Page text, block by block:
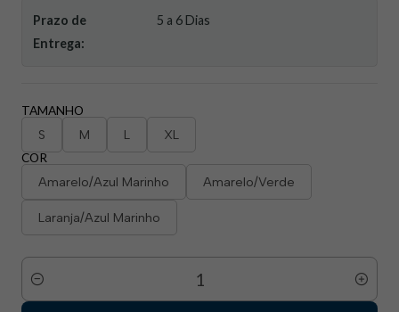
Prazo de
Entrega:
5 a 6 Dias
TAMANHO
S M L XL
COR
Amarelo/Azul Marinho Amarelo/Verde
Laranja/Azul Marinho
Quantidade